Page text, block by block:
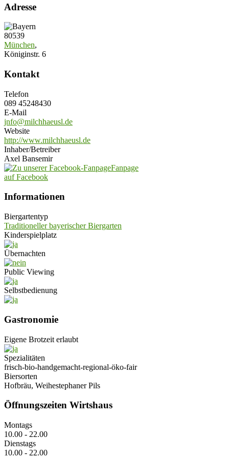
Adresse
80539
München,
Königinstr. 6
Kontakt
Telefon
089 45248430
E-Mail
jnfo@milchhaeusl.de
Website
http://www.milchhaeusl.de
Inhaber/Betreiber
Axel Bansemir
Fanpage
auf Facebook
Informationen
Biergartentyp
Traditioneller bayerischer Biergarten
Kinderspielplatz
Übernachten
Public Viewing
Selbstbedienung
Gastronomie
Eigene Brotzeit erlaubt
Spezialitäten
frisch-bio-handgemacht-regional-öko-fair
Biersorten
Hofbräu, Weihestephaner Pils
Öffnungszeiten Wirtshaus
Montags
10.00 - 22.00
Dienstags
10.00 - 22.00